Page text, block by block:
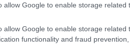
allow Google to enable storage related
allow Google to enable storage related
functionality and fraud